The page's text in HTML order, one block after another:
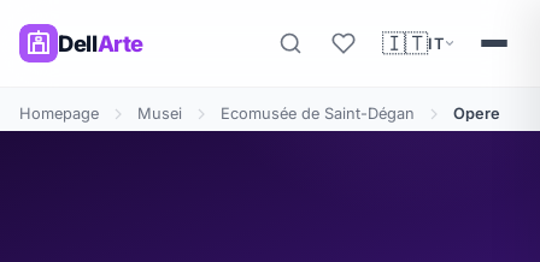
DellArte 🇮🇹IT
Homepage Musei Ecomusée de Saint-Dégan Opere